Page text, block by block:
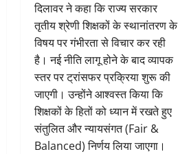
दिलावर ने कहा कि राज्य सरकार
तृतीय श्रेणी शिक्षकों के स्थानांतरण के
विषय पर गंभीरता से विचार कर रही
है। नई नीति लागू होने के बाद व्यापक
स्तर पर ट्रांसफर प्रक्रिया शुरू की
जाएगी। उन्होंने आश्वस्त किया कि
शिक्षकों के हितों को ध्यान में रखते हुए
संतुलित और न्यायसंगत (Fair &
Balanced) निर्णय लिया जाएगा।